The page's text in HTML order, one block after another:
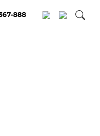
888